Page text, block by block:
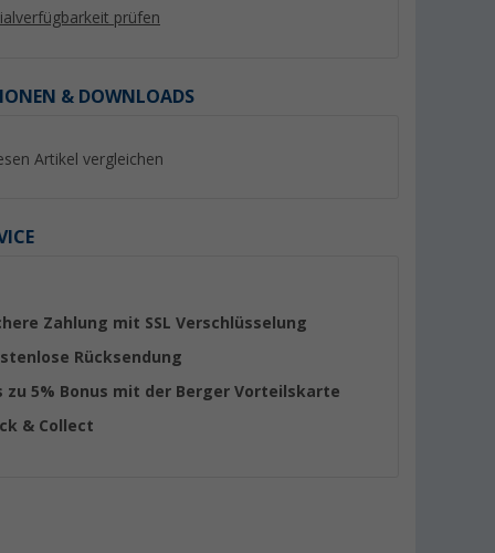
prüfen
& DOWNLOADS
Artikel vergleichen
Zahlung mit SSL Verschlüsselung
Rücksendung
zu 5% Bonus mit der Berger Vorteilskarte
& Collect
%
flexiblem Ausgießer 13 Liter
19,99€
UVP 29,99 €